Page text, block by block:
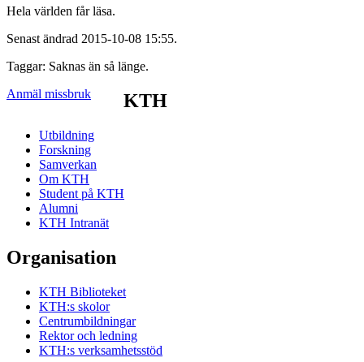
Hela världen får läsa.
Senast ändrad 2015-10-08 15:55.
Taggar: Saknas än så länge.
Anmäl missbruk
KTH
Utbildning
Forskning
Samverkan
Om KTH
Student på KTH
Alumni
KTH Intranät
Organisation
KTH Biblioteket
KTH:s skolor
Centrumbildningar
Rektor och ledning
KTH:s verksamhetsstöd